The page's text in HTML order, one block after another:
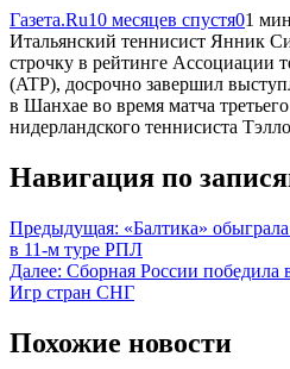
Газета.Ru10 месяцев спустя01
Итальянский теннисист Янник
строчку в рейтинге Ассоциации
(ATP), досрочно завершил
в Шанхае во время матча
нидерландского теннисиста
Навигация по
Предыдущая: «Балтика»
в 11-м туре РПЛ
Далее: Сборная России победила
Игр стран СНГ
Похожие новости